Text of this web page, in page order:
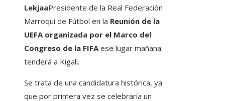
LekjaaPresidente de la Real Federación
Marroquí de Fútbol en la Reunión de la
UEFA organizada por el Marco del
Congreso de la FIFAese lugar mañana
tenderá a Kigali.
Se trata de una candidatura histórica, ya
que por primera vez se celebraría un